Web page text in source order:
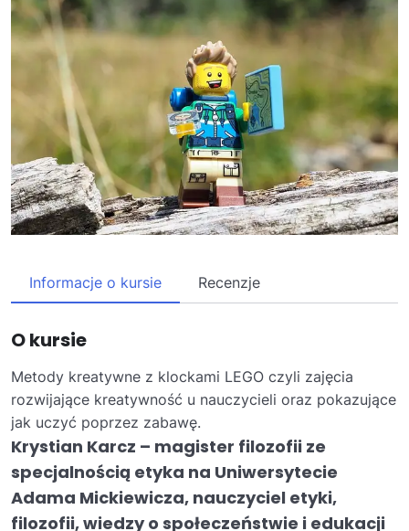
Informacje o kursie Recenzje
O kursie
Metody kreatywne z klockami LEGO czyli zajęcia
rozwijające kreatywność u nauczycieli oraz pokazujące
jak uczyć poprzez zabawę.
Krystian Karcz – magister filozofii ze
specjalnością etyka na Uniwersytecie
Adama Mickiewicza, nauczyciel etyki,
filozofii, wiedzy o społeczeństwie i edukacji